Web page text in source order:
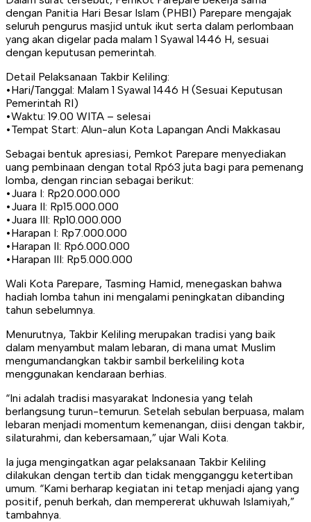
dengan Panitia Hari Besar Islam (PHBI) Parepare mengajak
seluruh pengurus masjid untuk ikut serta dalam perlombaan
yang akan digelar pada malam 1 Syawal 1446 H, sesuai
dengan keputusan pemerintah.
Detail Pelaksanaan Takbir Keliling:
•Hari/Tanggal: Malam 1 Syawal 1446 H (Sesuai Keputusan
Pemerintah RI)
•Waktu: 19.00 WITA – selesai
•Tempat Start: Alun-alun Kota Lapangan Andi Makkasau
Sebagai bentuk apresiasi, Pemkot Parepare menyediakan
uang pembinaan dengan total Rp63 juta bagi para pemenang
lomba, dengan rincian sebagai berikut:
•Juara I: Rp20.000.000
•Juara II: Rp15.000.000
•Juara III: Rp10.000.000
•Harapan I: Rp7.000.000
•Harapan II: Rp6.000.000
•Harapan III: Rp5.000.000
Wali Kota Parepare, Tasming Hamid, menegaskan bahwa
hadiah lomba tahun ini mengalami peningkatan dibanding
tahun sebelumnya.
Menurutnya, Takbir Keliling merupakan tradisi yang baik
dalam menyambut malam lebaran, di mana umat Muslim
mengumandangkan takbir sambil berkeliling kota
menggunakan kendaraan berhias.
“Ini adalah tradisi masyarakat Indonesia yang telah
berlangsung turun-temurun. Setelah sebulan berpuasa, malam
lebaran menjadi momentum kemenangan, diisi dengan takbir,
silaturahmi, dan kebersamaan,” ujar Wali Kota.
Ia juga mengingatkan agar pelaksanaan Takbir Keliling
dilakukan dengan tertib dan tidak mengganggu ketertiban
umum. “Kami berharap kegiatan ini tetap menjadi ajang yang
positif, penuh berkah, dan mempererat ukhuwah Islamiyah,”
tambahnya.